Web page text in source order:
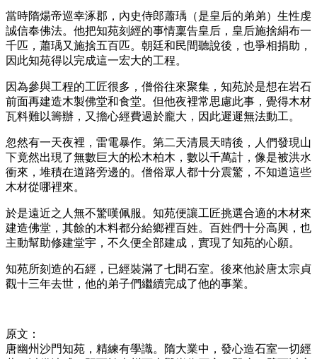
當時隋煬帝巡幸涿郡，內史侍郎蕭瑀（是皇后的弟弟）生性虔
誠信奉佛法。他把知苑刻經的事情稟告皇后，皇后施捨絹布一
千匹，蕭瑀又施捨五百匹。朝廷和民間聽說後，也爭相捐助，
因此知苑得以完成這一宏大的工程。
因為參與工程的工匠很多，僧俗往來聚集，知苑於是想在岩石
前面再建造木製佛堂和食堂。但他夜裡常思慮此事，覺得木材
瓦料難以籌辦，又擔心經費過於龐大，因此遲遲無法動工。
忽然有一天夜裡，雷電暴作。第二天清晨天晴後，人們發現山
下竟然出現了無數巨大的松木柏木，數以千萬計，像是被洪水
衝來，堆積在道路旁邊的。僧俗眾人都十分震驚，不知道這些
木材從哪裡來。
於是遠近之人無不驚嘆佩服。知苑便讓工匠挑選合適的木材來
建造佛堂，其餘的木料都分給鄉裡百姓。百姓們十分高興，也
主動幫助修建堂宇，不久便全部建成，實現了知苑的心願。
知苑所刻造的石經，已經裝滿了七間石室。後來他於唐太宗貞
觀十三年去世，他的弟子們繼續完成了他的事業。
原文：
唐幽州沙門知苑，精練有學識。隋大業中，發心造石室一切經